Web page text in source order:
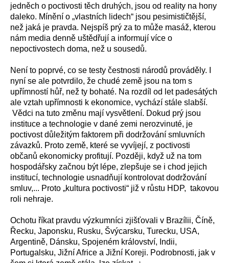
jedněch o poctivosti těch druhých, jsou od reality na hony
daleko. Mínění o „vlastních lidech“ jsou pesimističtější,
než jaká je pravda. Nejspíš prý za to může masáž, kterou
nám media denně uštědřují a informují více o
nepoctivostech doma, než u sousedů.
Není to poprvé, co se testy čestnosti národů prováděly. I
nyní se ale potvrdilo, že chudé země jsou na tom s
upřímností hůř, než ty bohaté. Na rozdíl od let padesátých
ale vztah upřímnosti k ekonomice, vychází stále slabší.
Vědci na tuto změnu mají vysvětlení. Dokud prý jsou
instituce a technologie v dané zemi nerozvinuté, je
poctivost důležitým faktorem při dodržování smluvních
závazků. Proto země, které se vyvíjejí, z poctivosti
občanů ekonomicky profitují. Později, když už na tom
hospodářsky začnou být lépe, zlepšuje se i chod jejich
institucí, technologie usnadňují kontrolovat dodržování
smluv,... Proto „kultura poctivosti“ již v růstu HDP, takovou
roli nehraje.
Ochotu říkat pravdu výzkumníci zjišťovali v Brazílii, Číně,
Řecku, Japonsku, Rusku, Švýcarsku, Turecku, USA,
Argentině, Dánsku, Spojeném království, Indii,
Portugalsku, Jižní Africe a Jižní Koreji. Podrobnosti, jak v